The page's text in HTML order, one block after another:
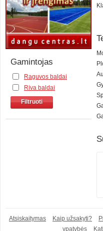
Gamintojas
Raguvos baldai
Riva baldai
Filtruoti
Atsiskaitymas Kaip užsakyti?
ypatybės